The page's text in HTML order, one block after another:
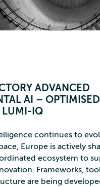
ADVANCED
AI – OPTIMISED
LUMI-IQ
continues to
Europe is actively
ecosystem to
Frameworks,
are being